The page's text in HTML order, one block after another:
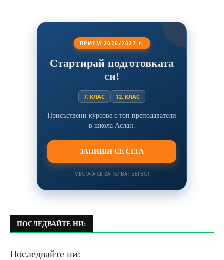
ПРИЕМ 2026/2027 г.
Стартирай подготовката
си!
7. КЛАС 12. КЛАС
Присъствени курсове с топ преподаватели
в школа Аслан.
ЗАПИШИ СЕ СЕГА
МЕСТАТА СЕ ЗАПЪЛВАТ БЪРЗО!
ПОСЛЕДВАЙТЕ НИ:
Последвайте ни: